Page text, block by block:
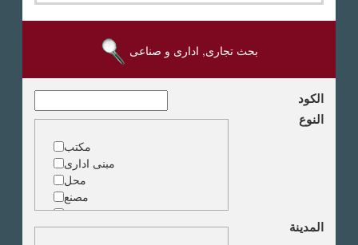
بحث تجارى, ادارى و صناعى
الكود
النوع
مكتب
مبنى ادارى
محل
مصنع
مخزن
ارض خدمات
المدينة